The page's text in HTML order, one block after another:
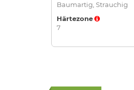
Baumartig, Strauchig
Härtezone
7